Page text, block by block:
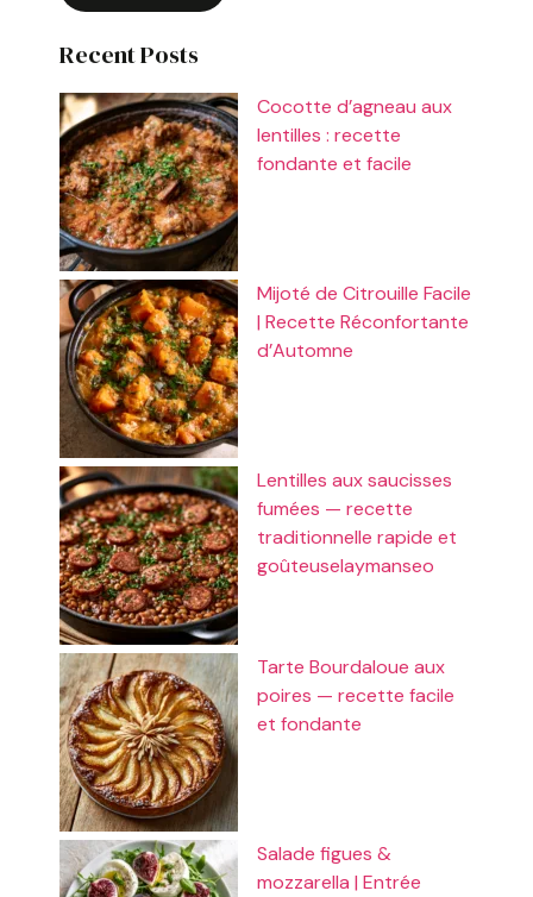
Recent Posts
Cocotte d’agneau aux
lentilles : recette
fondante et facile
Mijoté de Citrouille Facile
| Recette Réconfortante
d’Automne
Lentilles aux saucisses
fumées — recette
traditionnelle rapide et
goûteuselaymanseo
Tarte Bourdaloue aux
poires — recette facile
et fondante
Salade figues &
mozzarella | Entrée